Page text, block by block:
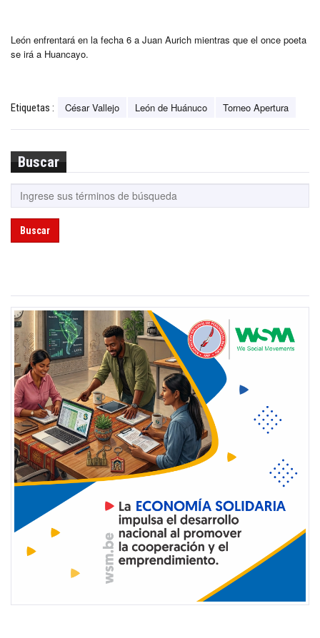
León enfrentará en la fecha 6 a Juan Aurich mientras que el once poeta
se irá a Huancayo.
Etiquetas : César Vallejo León de Huánuco Torneo Apertura
Buscar
Buscar